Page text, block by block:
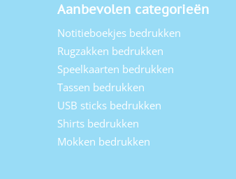
Aanbevolen categorieën
Notitieboekjes bedrukken
Rugzakken bedrukken
Speelkaarten bedrukken
Tassen bedrukken
USB sticks bedrukken
Shirts bedrukken
Mokken bedrukken